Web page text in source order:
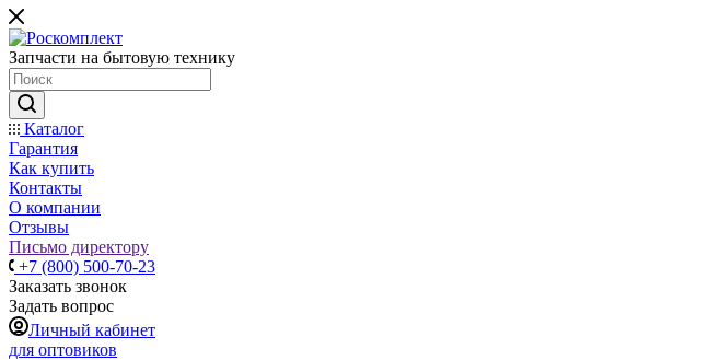
Запчасти на бытовую технику
Каталог
Гарантия
Как купить
Контакты
О компании
Отзывы
Письмо директору
+7 (800) 500-70-23
Заказать звонок
Задать вопрос
Личный кабинет
для оптовиков